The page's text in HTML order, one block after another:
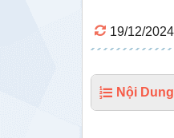
19/12/2024
Nội